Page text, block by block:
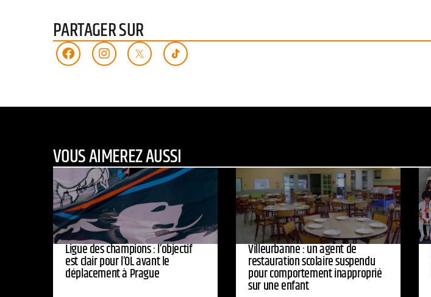
PARTAGER SUR
VOUS AIMEREZ AUSSI
Ligue des champions : l’objectif
est clair pour l’OL avant le
déplacement à Prague
Villeurbanne : un agent de
restauration scolaire suspendu
pour comportement inapproprié
sur une enfant